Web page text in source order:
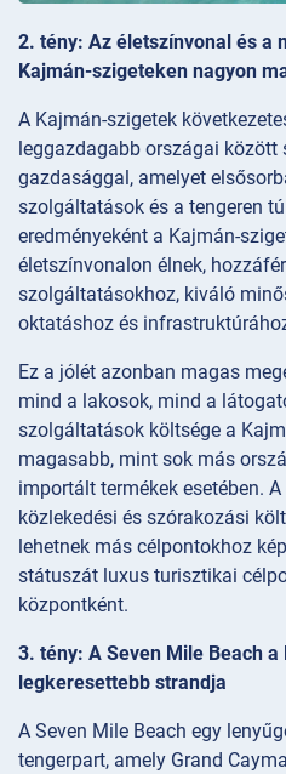
2. tény: Az életszínvonal és a
Kajmán-szigeteken nagyon
A Kajmán-szigetek
leggazdagabb országai között
gazdasággal, amelyet
szolgáltatások és a tengeren
eredményeként a Kajmán-
életszínvonalon élnek,
szolgáltatásokhoz, kiváló
oktatáshoz és
Ez a jólét azonban magas
mind a lakosok, mind a
szolgáltatások költsége a
magasabb, mint sok más
importált termékek esetében.
közlekedési és szórakozási
lehetnek más célpontokhoz
státuszát luxus turisztikai
központként.
3. tény: A Seven Mile Beach
legkeresettebb strandja
A Seven Mile Beach egy
tengerpart, amely Grand